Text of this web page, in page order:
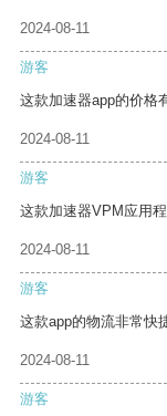
2024-08-11
游客
这款加速器app的价格
2024-08-11
游客
这款加速器VPM应用
2024-08-11
游客
这款app的物流非常快
2024-08-11
游客